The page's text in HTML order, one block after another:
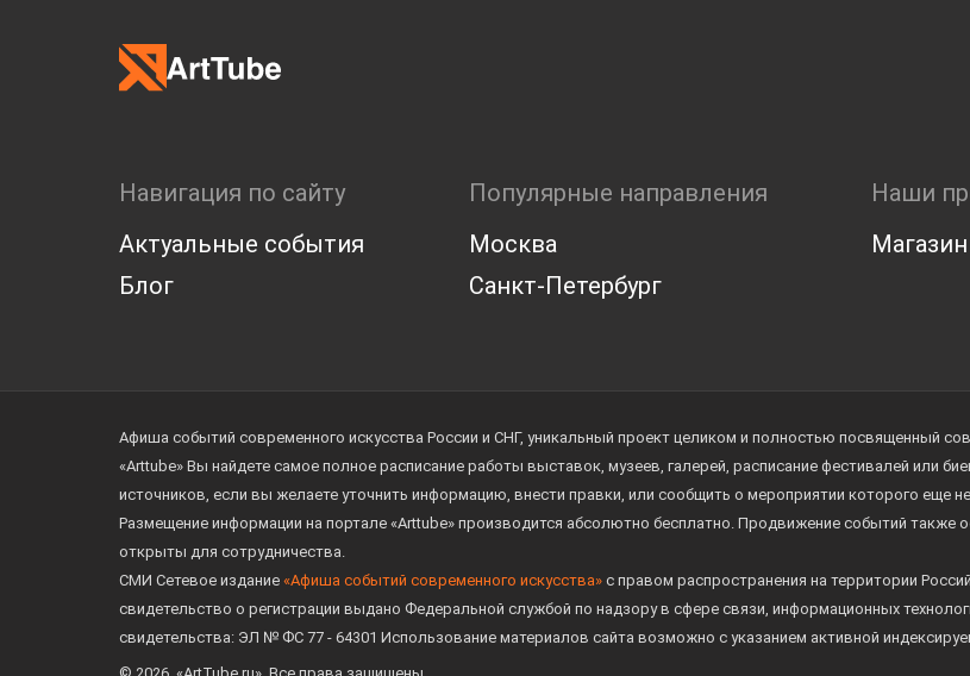
Навигация по сайту
Актуальные события
Блог
Популярные направления
Москва
Санкт-Петербург
Наши
Афиша событий современного искусства России и СНГ, уникальный проект целиком и полностью посвященный
«Arttube» Вы найдете самое полное расписание работы выставок, музеев, галерей, расписание фестивалей или
источников, если вы желаете уточнить информацию, внести правки, или сообщить о мероприятии которого еще
Размещение информации на портале «Arttube» производится абсолютно бесплатно. Продвижение событий
открыты для сотрудничества.
СМИ Сетевое издание «Афиша событий современного искусства» с правом распространения на территории
свидетельство о регистрации выдано Федеральной службой по надзору в сфере связи, информационных
свидетельства: ЭЛ № ФС 77 - 64301 Использование материалов сайта возможно с указанием активной
© 2026. «ArtTube.ru». Все права защищены.